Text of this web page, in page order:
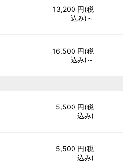
13,200 円(税
込み)～
16,500 円(税
込み)～
5,500 円(税
込み)
5,500 円(税
込み)